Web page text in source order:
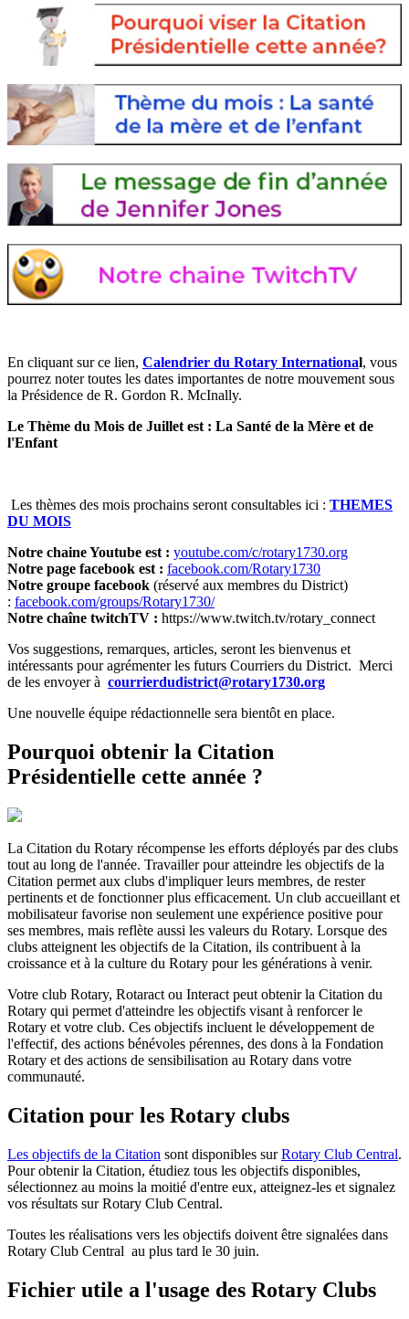
En cliquant sur ce lien, Calendrier du Rotary International, vous
pourrez noter toutes les dates importantes de notre mouvement sous
la Présidence de R. Gordon R. McInally.
Le Thème du Mois de Juillet est : La Santé de la Mère et de
l'Enfant
Les thèmes des mois prochains seront consultables ici : THEMES
DU MOIS
Notre chaine Youtube est : youtube.com/c/rotary1730.org
Notre page facebook est : facebook.com/Rotary1730
Notre groupe facebook (réservé aux membres du District)
: facebook.com/groups/Rotary1730/
Notre chaîne twitchTV : https://www.twitch.tv/rotary_connect
Vos suggestions, remarques, articles, seront les bienvenus et
intéressants pour agrémenter les futurs Courriers du District. Merci
de les envoyer à courrierdudistrict@rotary1730.org
Une nouvelle équipe rédactionnelle sera bientôt en place.
Pourquoi obtenir la Citation
Présidentielle cette année ?
La Citation du Rotary récompense les efforts déployés par des clubs
tout au long de l'année. Travailler pour atteindre les objectifs de la
Citation permet aux clubs d'impliquer leurs membres, de rester
pertinents et de fonctionner plus efficacement. Un club accueillant et
mobilisateur favorise non seulement une expérience positive pour
ses membres, mais reflète aussi les valeurs du Rotary. Lorsque des
clubs atteignent les objectifs de la Citation, ils contribuent à la
croissance et à la culture du Rotary pour les générations à venir.
Votre club Rotary, Rotaract ou Interact peut obtenir la Citation du
Rotary qui permet d'atteindre les objectifs visant à renforcer le
Rotary et votre club. Ces objectifs incluent le développement de
l'effectif, des actions bénévoles pérennes, des dons à la Fondation
Rotary et des actions de sensibilisation au Rotary dans votre
communauté.
Citation pour les Rotary clubs
Les objectifs de la Citation sont disponibles surRotary Club Central.
Pour obtenir la Citation, étudiez tous les objectifs disponibles,
sélectionnez au moins la moitié d'entre eux, atteignez-les et signalez
vos résultats sur Rotary Club Central.
Toutes les réalisations vers les objectifs doivent être signalées dans
Rotary Club Central au plus tard le 30 juin.
Fichier utile a l'usage des Rotary Clubs